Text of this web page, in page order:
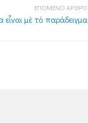
ΕΠΟΜΕΝΟ ΑΡΘΡΟ
εἶναι μὲ τὸ παράδειγμα